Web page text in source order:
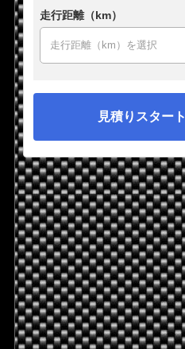
走行距離（km）
見積りスタート